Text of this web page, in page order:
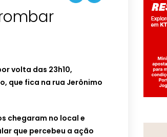
volta das 23h10,
que fica na rua Jerônimo
chegaram no local e
que percebeu a ação